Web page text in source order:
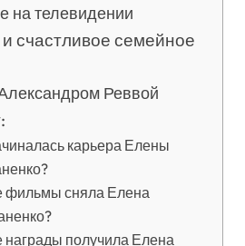
на телевидении
счастливое семейное
Реввой
карьера Елены
фильмы сняла Елена
награды получила Елена